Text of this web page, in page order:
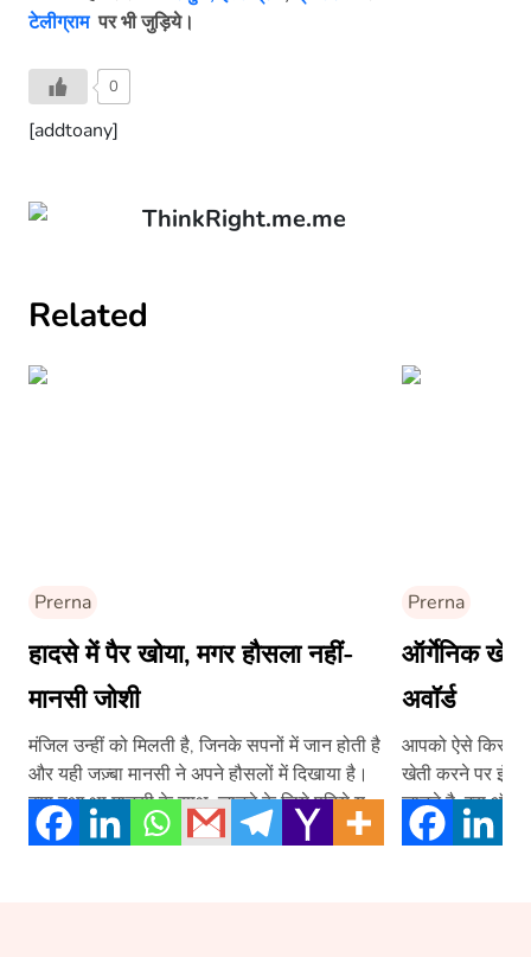
टेलीग्राम पर भी जुड़िये।
0
[addtoany]
ThinkRight.me.me
Related
Prerna
हादसे में पैर खोया, मगर हौसला नहीं-
मानसी जोशी
मंजिल उन्हीं को मिलती है, जिनके सपनों में जान होती है
और यही जज़्बा मानसी ने अपने हौसलों में दिखाया है।
क्या हुआ था मानसी के साथ, जानने के लिये पढ़िये यह
दिलचस्प लेख –
Prerna
ऑर्गेनिक
अवॉर्ड
आपको ऐसे
खेती करने पर इंटरनेशनल
जानते है, इस